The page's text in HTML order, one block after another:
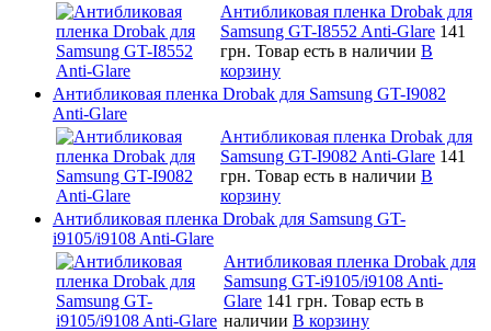
Антибликовая пленка Drobak для
Samsung GT-I8552 Anti-Glare 141
грн. Товар есть в наличии В
корзину
Антибликовая пленка Drobak для Samsung GT-I9082
Anti-Glare
Антибликовая пленка Drobak для
Samsung GT-I9082 Anti-Glare 141
грн. Товар есть в наличии В
корзину
Антибликовая пленка Drobak для Samsung GT-
i9105/i9108 Anti-Glare
Антибликовая пленка Drobak для
Samsung GT-i9105/i9108 Anti-
Glare 141 грн. Товар есть в
наличии В корзину